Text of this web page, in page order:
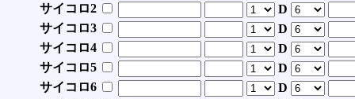
サイコロ2
D
サイコロ3
D
サイコロ4
D
サイコロ5
D
サイコロ6
D